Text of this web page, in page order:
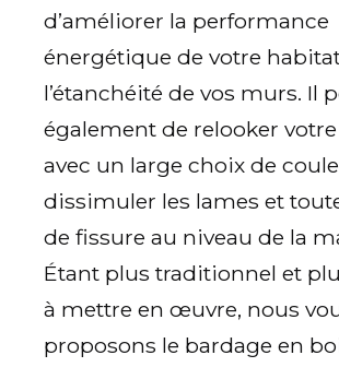
d’améliorer la performance
énergétique de votre
l’étanchéité de vos murs. Il
également de relooker
avec un large choix de
dissimuler les lames et
de fissure au niveau de la
Étant plus traditionnel et
à mettre en œuvre, nous
proposons le bardage en